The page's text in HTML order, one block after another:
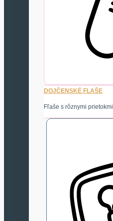
DOJČENSKÉ FLAŠE
Fľaše s rôznymi prietokmi.